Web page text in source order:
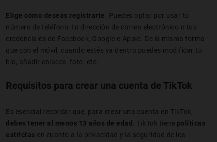
Elige cómo deseas registrarte . Puedes optar por usar tu
número de teléfono, tu dirección de correo electrónico o tus
credenciales de Facebook, Google o Apple. De la misma forma
que con el móvil, cuando estés ya dentro puedes modificar tu
bio, añadir enlaces, foto, etc.
Requisitos para crear una cuenta de TikTok
Es esencial recordar que, para crear una cuenta en TikTok,
debes tener al menos 13 años de edad . TikTok tiene políticas
estrictas en cuanto a la privacidad y la seguridad de los